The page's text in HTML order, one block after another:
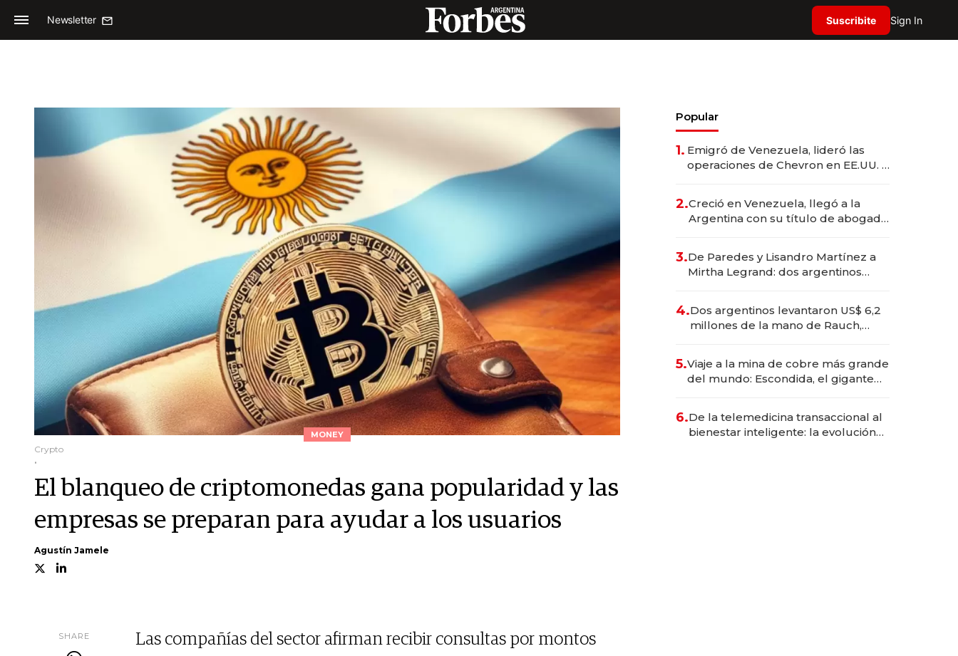
Newsletter Suscribite Sign In
MONEY
Crypto
.
El blanqueo de criptomonedas gana popularidad y las
empresas se preparan para ayudar a los usuarios
Agustín Jamele
SHARE
Las compañías del sector afirman recibir consultas por montos
Popular
1. Emigró de Venezuela, lideró las
operaciones de Chevron en EE.UU. y
2.Creció en Venezuela, llegó a la
Argentina con su título de abogado
marcas "fast premium"
3.De Paredes y Lisandro Martínez a
Mirtha Legrand: dos argentinos
deportivo y el cuidado corporal
4.Dos argentinos levantaron US$ 6,2
millones de la mano de Rauch,
5.Viaje a la mina de cobre más grande
del mundo: Escondida, el gigante
6.De la telemedicina transaccional al
bienestar inteligente: la evolución